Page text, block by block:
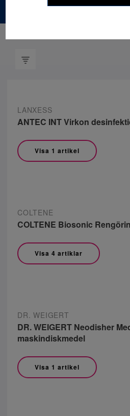
LANXESS
ANTEC INT Virkon
Visa 1 artikel
COLTENE
COLTENE Biosonic
Visa 4 artiklar
DR. WEIGERT
DR. WEIGERT Neodisher
maskindiskmedel
Visa 1 artikel